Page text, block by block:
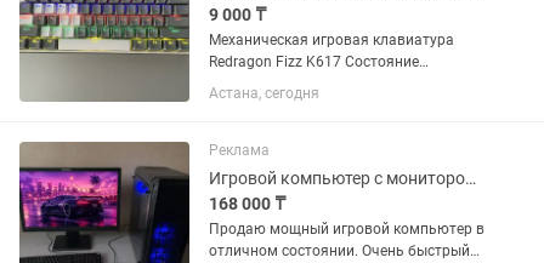
9 000 ₸
Механическая игровая клавиатура
Redragon Fizz K617 Состояние
отличное . Полностью исправна,
работает без каких-либо нареканий.
идеальном...
Астана, сегодня
Реклама
Игровой компьютер с монитором i7/16Гб/RX 580 8 ГБ/SSD M.2 256Гб
168 000 ₸
Продаю мощный игровой компьютер в
отличном состоянии. Очень быстрый